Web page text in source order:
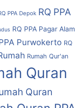
PPA Depok RQ PPA
RQ PPA Pagar Alam
Purwokerto RQ
Rumah Qur'an
Quran
Quran